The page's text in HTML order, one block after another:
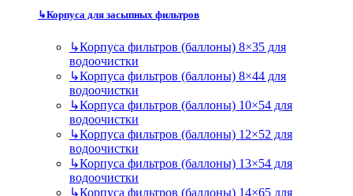
↳Корпуса для засыпных фильтров
↳Корпуса фильтров (баллоны) 8×35 для
водоочистки
↳Корпуса фильтров (баллоны) 8×44 для
водоочистки
↳Корпуса фильтров (баллоны) 10×54 для
водоочистки
↳Корпуса фильтров (баллоны) 12×52 для
водоочистки
↳Корпуса фильтров (баллоны) 13×54 для
водоочистки
↳Корпуса фильтров (баллоны) 14×65 для